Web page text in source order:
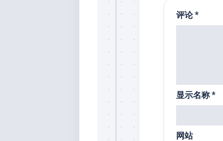
评论*
显示名称*
网站